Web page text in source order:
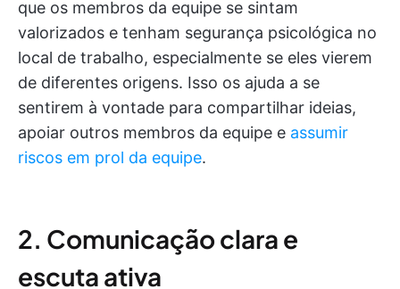
que os membros da equipe se sintam
valorizados e tenham segurança psicológica no
local de trabalho, especialmente se eles vierem
de diferentes origens. Isso os ajuda a se
sentirem à vontade para compartilhar ideias,
apoiar outros membros da equipe e assumir
riscos em prol da equipe.
2. Comunicação clara e
escuta ativa